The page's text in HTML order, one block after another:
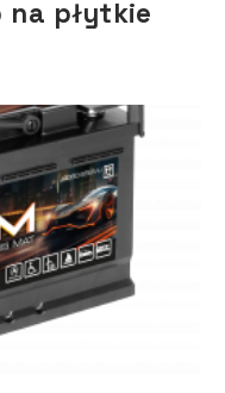
na płytkie